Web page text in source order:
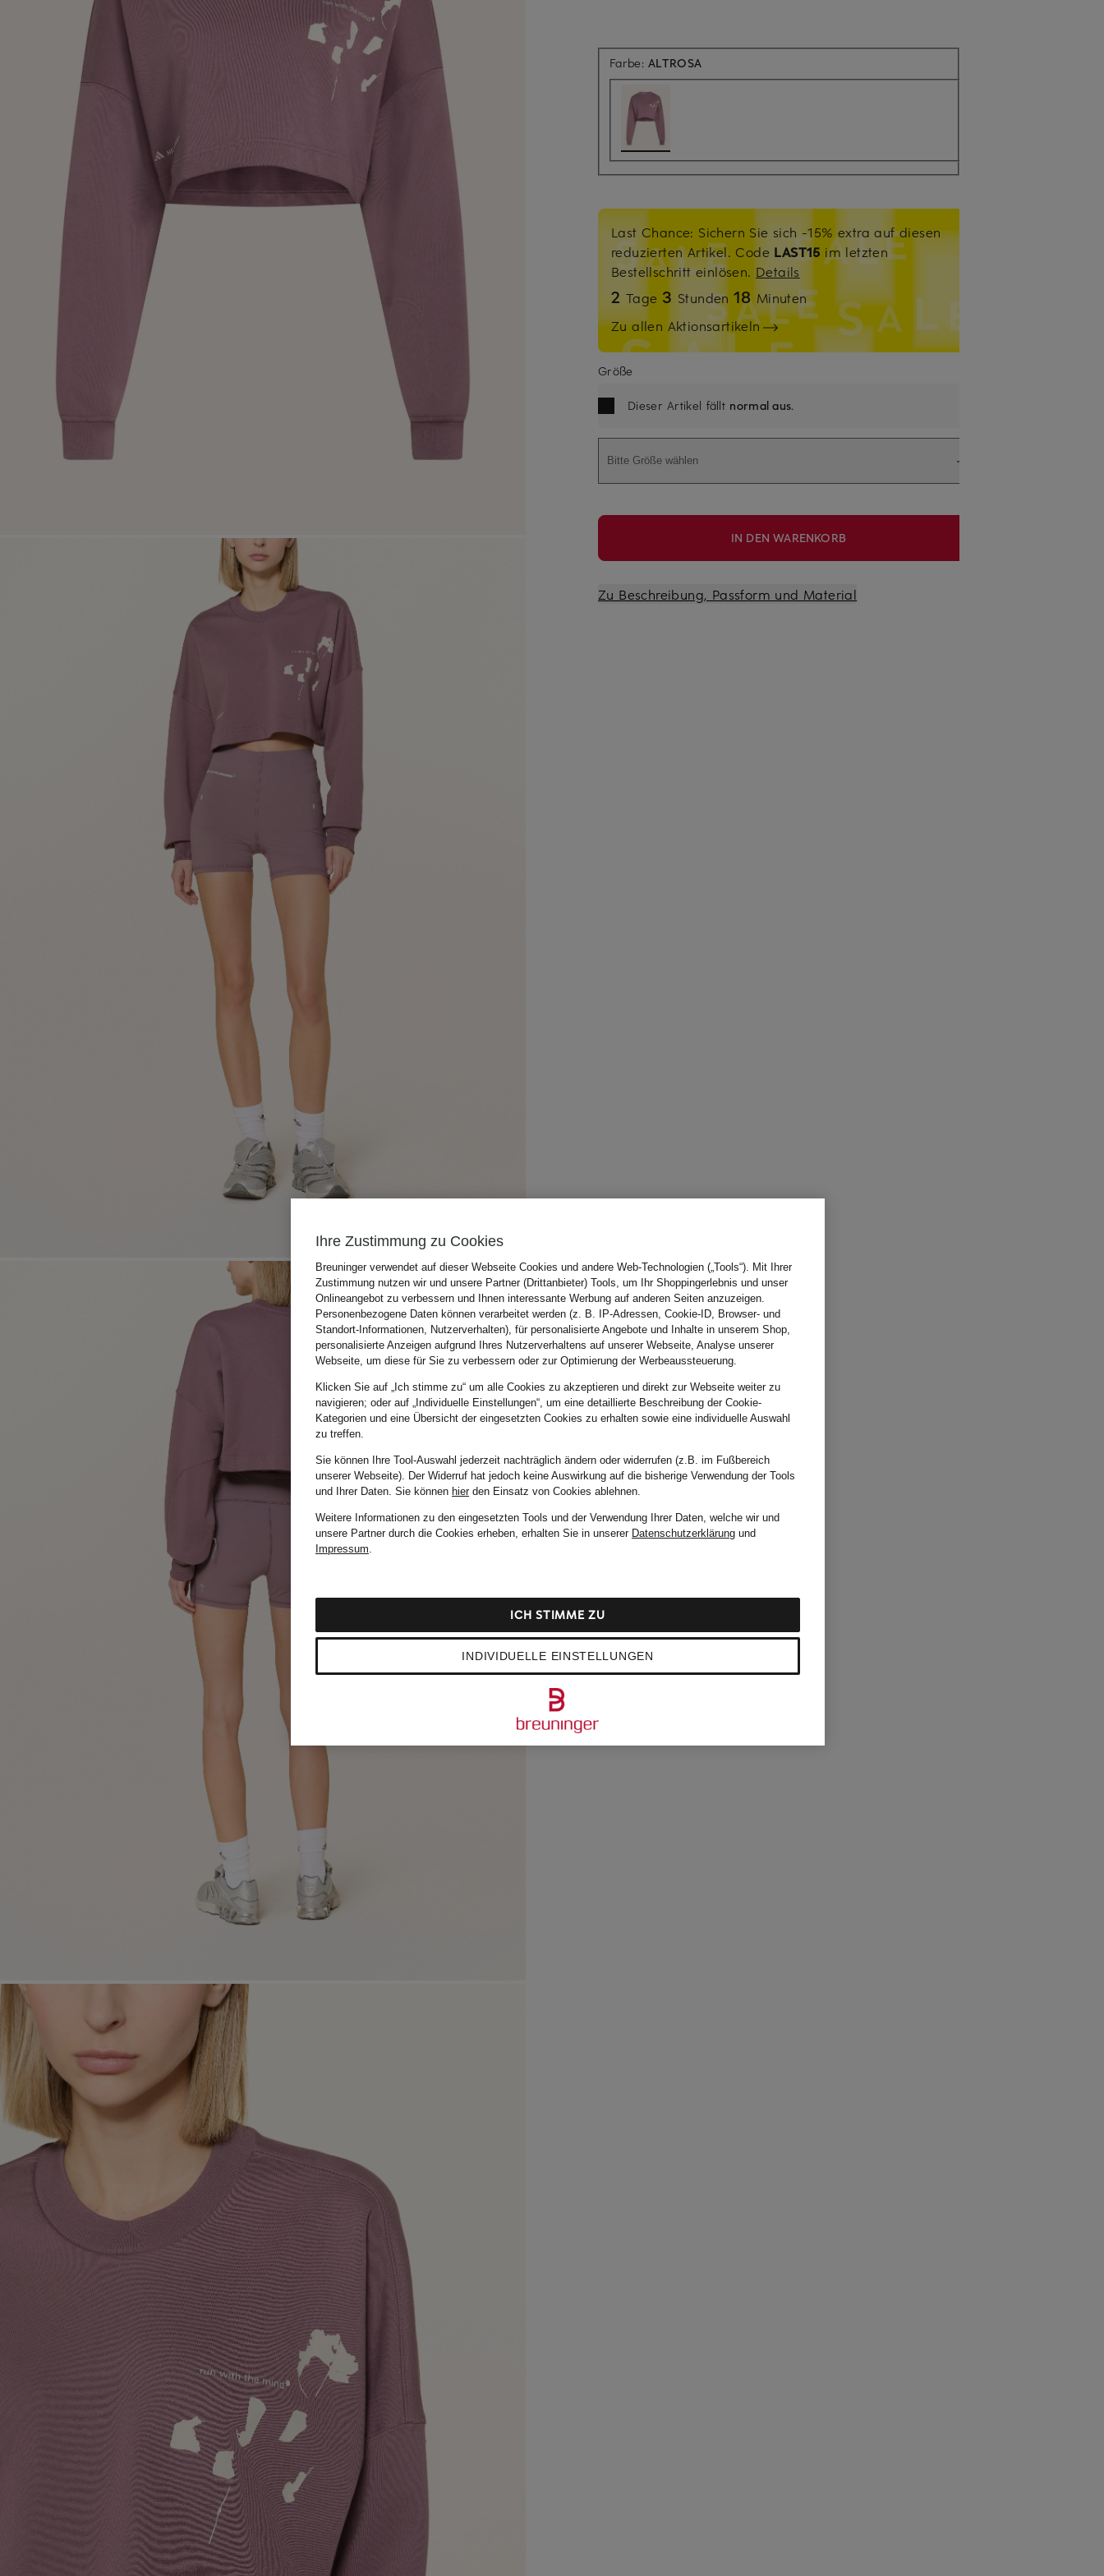
Farbe:ALTROSA
Last Chance: Sichern Sie sich -15% extra auf diesen
reduzierten Artikel. Code LAST15 im letzten
Bestellschritt einlösen. Details
2 Tage 3 Stunden18 Minuten
Zu allen Aktionsartikeln
Größe
Dieser Artikel fällt normal aus.
Bitte Größe wählen
IN DEN WARENKORB
Zu Beschreibung, Passform und Material
Ihre Zustimmung zu Cookies
Breuninger verwendet auf dieser Webseite Cookies und andere Web-Technologien („Tools“). Mit Ihrer
Zustimmung nutzen wir und unsere Partner (Drittanbieter) Tools, um Ihr Shoppingerlebnis und unser
Onlineangebot zu verbessern und Ihnen interessante Werbung auf anderen Seiten anzuzeigen.
Personenbezogene Daten können verarbeitet werden (z. B. IP-Adressen, Cookie-ID, Browser- und
Standort-Informationen, Nutzerverhalten), für personalisierte Angebote und Inhalte in unserem Shop,
personalisierte Anzeigen aufgrund Ihres Nutzerverhaltens auf unserer Webseite, Analyse unserer
Webseite, um diese für Sie zu verbessern oder zur Optimierung der Werbeaussteuerung.
Klicken Sie auf „Ich stimme zu“ um alle Cookies zu akzeptieren und direkt zur Webseite weiter zu
navigieren; oder auf „Individuelle Einstellungen“, um eine detaillierte Beschreibung der Cookie-
Kategorien und eine Übersicht der eingesetzten Cookies zu erhalten sowie eine individuelle Auswahl
zu treffen.
Sie können Ihre Tool-Auswahl jederzeit nachträglich ändern oder widerrufen (z.B. im Fußbereich
unserer Webseite). Der Widerruf hat jedoch keine Auswirkung auf die bisherige Verwendung der Tools
und Ihrer Daten. Sie können hierden Einsatz von Cookies ablehnen.
Weitere Informationen zu den eingesetzten Tools und der Verwendung Ihrer Daten, welche wir und
unsere Partner durch die Cookies erheben, erhalten Sie in unserer Datenschutzerklärung und
Impressum.
INDIVIDUELLE EINSTELLUNGEN
ICH STIMME ZU